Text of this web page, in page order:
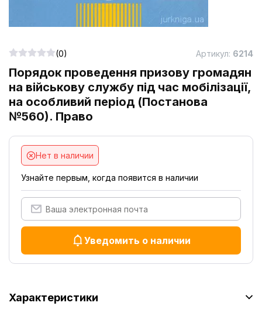
Порядок проведення призову громадян
на військову службу під час мобілізації,
на особливий період (Постанова
№560). Право
(0) Артикул: 6214
Нет в наличии
Узнайте первым, когда появится в наличии
Уведомить о наличии
Характеристики